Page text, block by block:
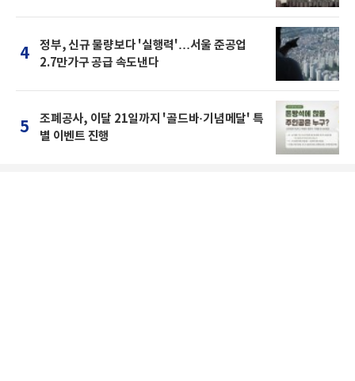
4
정부, 신규 물량보다 '실행력'…서울 준공업
2.7만가구 공급 속도낸다
5
조폐공사, 이달 21일까지 '골드바·기념메달' 특
별 이벤트 진행